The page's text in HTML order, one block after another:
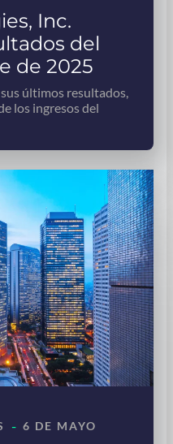
Inc.
del
de 2025
últimos resultados,
los ingresos del
- 6 DE MAYO